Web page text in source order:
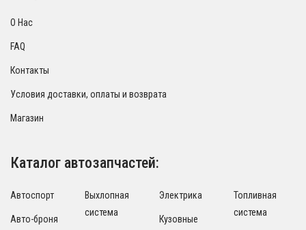
О Нас
FAQ
Контакты
Условия доставки, оплаты и возврата
Магазин
Каталог автозапчастей:
Автоспорт
Авто-броня
Выхлопная
система
Электрика
Кузовные
Топливная
система